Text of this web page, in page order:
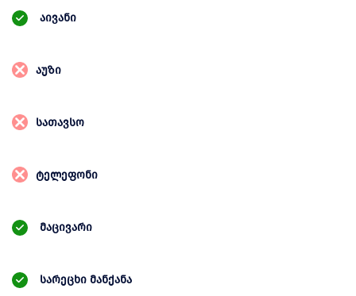
აივანი
აუზი
სათავსო
ტელეფონი
მაცივარი
სარეცხი მანქანა